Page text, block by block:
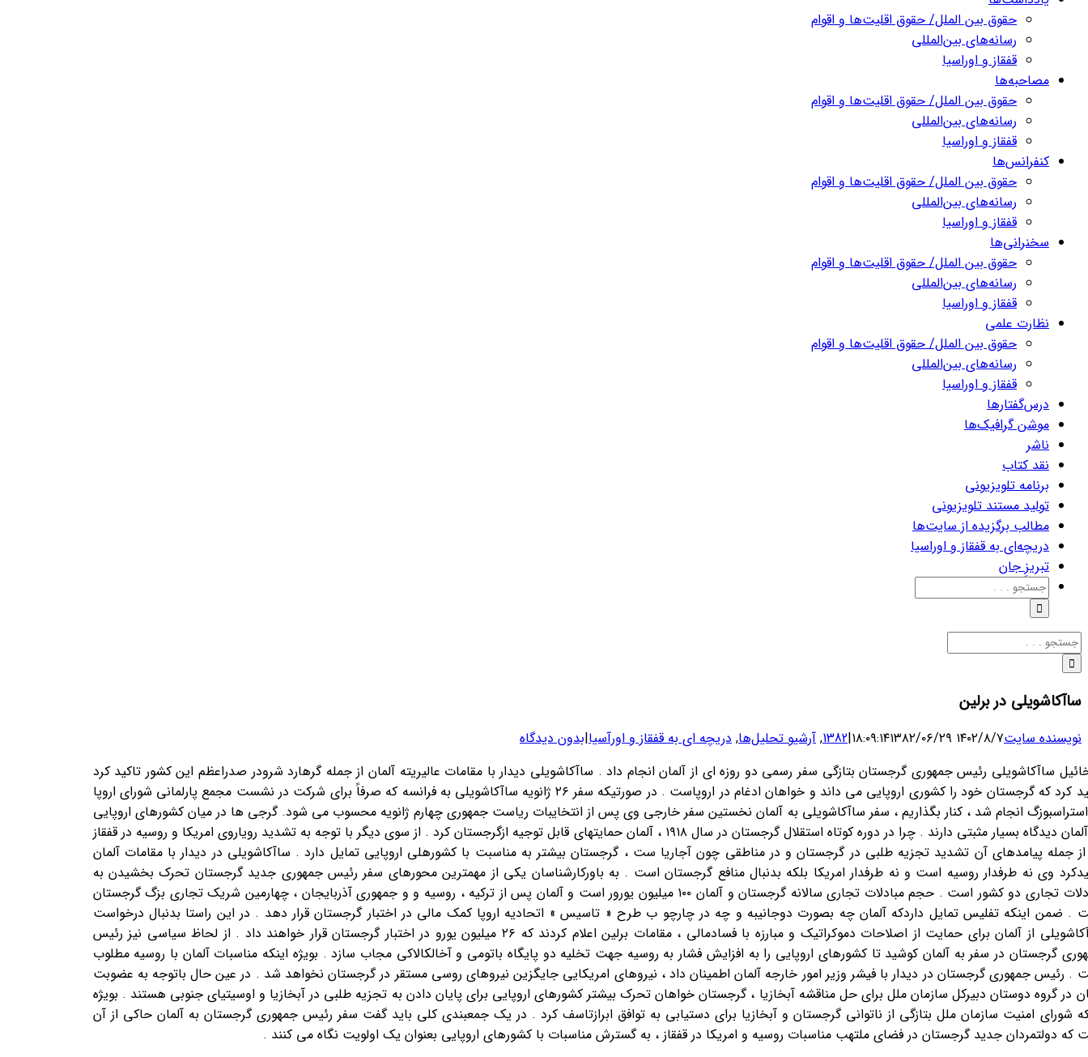
حقوق بین الملل/ حقوق اقلیت‌ها و اقوام
رسانه‌های بین‌المللی
قفقاز و اوراسیا
مصاحبه‌ها
حقوق بین الملل/ حقوق اقلیت‌ها و اقوام
رسانه‌های بین‌المللی
قفقاز و اوراسیا
کنفرانس‌ها
حقوق بین الملل/ حقوق اقلیت‌ها و اقوام
رسانه‌های بین‌المللی
قفقاز و اوراسیا
سخنرانی‌ها
حقوق بین الملل/ حقوق اقلیت‌ها و اقوام
رسانه‌های بین‌المللی
قفقاز و اوراسیا
نظارت علمی
حقوق بین الملل/ حقوق اقلیت‌ها و اقوام
رسانه‌های بین‌المللی
قفقاز و اوراسیا
درس‌گفتارها
موشن گرافیک‌ها
ناشر
نقد کتاب
برنامه‌ تلویزیونی
تولید مستند تلویزیونی
مطالب برگزیده از سایت‌ها
دریچه‌ای به قفقاز و اوراسیا
تبریزِ جان
جستجو
برای:
جستجو
برای:
ساآکاشویلی در برلین
نویسنده سایت۱۴۰۲/۸/۷ ۱۸:۰۹:۱۴ ۱۳۸۲/۰۶/۲۹ |
1382
, آرشیو تحلیل‌ها, دریچه ای به قفقاز و اورآسیا|بدون دیدگاه
ساآکاشویلی رئیس جمهوری گرجستان بتازگی سفر رسمی دو روزه ای از آلمان انجام داد . ساآکاشویلی دیدار با مقامات عالیریته آلمان از جمله گرهارد شرودر صدراعظم این کشور تاکید کرد
تاکید کرد که گرجستان خود را کشوری اروپایی می داند و خواهان ادغام در اروپاست . در صورتیکه سفر ۲۶ ژانویه ساآکاشویلی به فرانسه که صرفاً برای شرکت در نشست مجمع پارلمانی شورای اروپا
انجام شد ، کنار بگذاریم ، سفر ساآکاشویلی به آلمان نخستین سفر خارجی وی پس از انتخایبات ریاست جمهوری چهارم ژانویه محسوب می شود. گرجی ها در میان کشورهای اروپایی
به آلمان دیدگاه بسیار مثبتی دارند . چرا در دوره کوتاه استقلال گرجستان در سال ۱۹۱۸ ، آلمان حمایتهای قابل توجیه ازگرجستان کرد . از سوی دیگر با توجه به تشدید رویاروی امریکا و روسیه در قفقاز
جمله پیامدهای آن تشدید تجزیه طلبی در گرجستان و در مناطقی چون آجاریا ست ، گرجستان بیشتر به مناسبت با کشورهلی اروپایی تمایل دارد . ساآکاشویلی در دیدار با مقامات آلمان
وی نه طرفدار روسیه است و نه طرفدار امریکا بلکه بدنبال منافع گرجستان است . به باورکارشناسان یکی از مهمترین محورهای سفر رئیس جمهوری جدید گرجستان تحرک بخشیدن به
مبادلات تجاری دو کشور است . حجم مبادلات تجاری سالانه گرجستان و آلمان ۱۰۰ میلیون یورور است و آلمان پس از ترکیه ، روسیه و و جمهوری آذربایجان ، چهارمین شریک تجاری بزگ گرجستان
. ضمن اینکه تفلیس تمایل داردکه آلمان چه بصورت دوجانیبه و چه در چارچو ب طرح « تاسیس » اتحادیه اروپا کمک مالی در اختبار گرجستان قرار دهد . در این راستا بدنبال درخواست
ساآکاشویلی از آلمان برای حمایت از اصلاحات دموکراتیک و مبارزه با فسادمالی ، مقامات برلین اعلام کردند که ۲۶ میلیون یورو در اختبار گرجستان قرار خواهند داد . از لحاظ سیاسی نیز رئیس
گرجستان در سفر به آلمان کوشید تا کشورهای اروپایی را به افزایش فشار به روسیه جهت تخلیه دو پایگاه باتومی و آخالکالاکی مجاب سازد . بویژه اینکه مناسبات آلمان با روسیه مطلوب
. رئیس جمهوری گرجستان در دیدار با فیشر وزیر امور خارجه آلمان اطمینان داد ، نیروهای امریکایی جایگزین نیروهای روسی مستقر در گرجستان نخواهد شد . در عین حال باتوجه به عضوبت
در گروه دوستان دبیرکل سازمان ملل برای حل مناقشه آبخازیا ، گرجستان خواهان تحرک بیشتر کشورهای اروپایی برای پایان دادن به تجزیه طلبی در آبخازیا و اوسیتیای جنوبی هستند . بویژه
شورای امنیت سازمان ملل بتازگی از ناتوانی گرجستان و آبخازیا برای دستیابی به توافق ابرازتاسف کرد . در یک جمعبندی کلی باید گفت سفر رئیس جمهوری گرجستان به آلمان حاکی از آن
که دولتمردان جدید گرجستان در فضای ملتهب مناسبات روسیه و امریکا در قفقاز ، به گسترش مناسبات با کشورهای اروپایی بعنوان یک اولویت نگاه می کنند .